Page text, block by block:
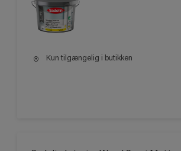
Kun tilgængelig i butikken